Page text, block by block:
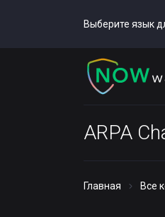
Выберите язык
ARPA
Главная Все